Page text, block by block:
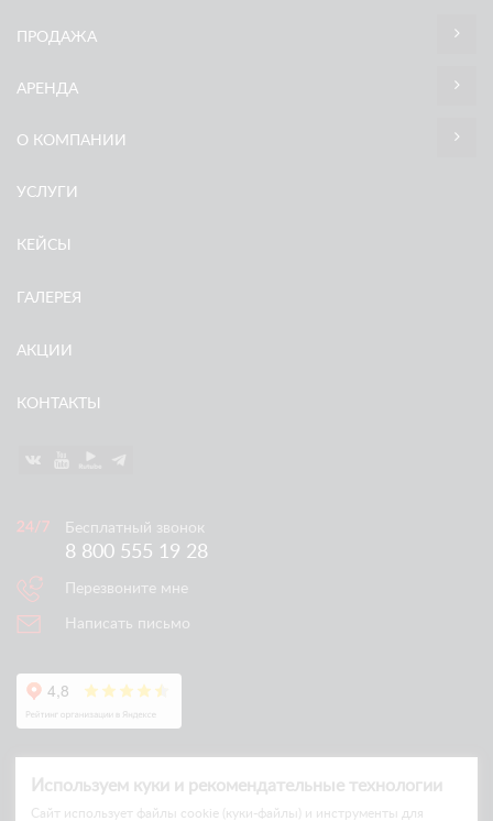
ПРОДАЖА
АРЕНДА
О КОМПАНИИ
УСЛУГИ
КЕЙСЫ
ГАЛЕРЕЯ
АКЦИИ
КОНТАКТЫ
Бесплатный звонок
8 800 555 19 28
Перезвоните мне
Написать письмо
Используем куки и рекомендательные технологии
Cайт использует файлы cookie (куки-файлы) и инструменты для